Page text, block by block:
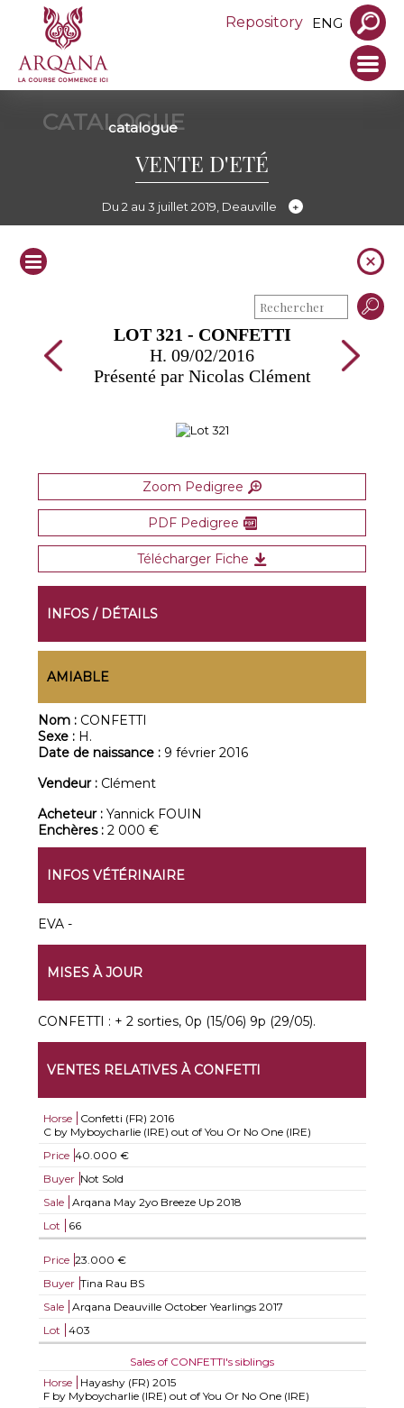
Repository ENG
CATALOGUE
catalogue
VENTE D'ETÉ
Du 2 au 3 juillet 2019, Deauville
LOT 321 - CONFETTI
H. 09/02/2016
Présenté par Nicolas Clément
Zoom Pedigree
PDF Pedigree
Télécharger Fiche
INFOS / DÉTAILS
AMIABLE
Nom : CONFETTI
Sexe : H.
Date de naissance : 9 février 2016
Vendeur : Clément
Acheteur :Yannick FOUIN
Enchères :2 000 €
INFOS VÉTÉRINAIRE
EVA -
MISES À JOUR
CONFETTI : + 2 sorties, 0p (15/06) 9p (29/05).
VENTES RELATIVES À CONFETTI
Horse Confetti (FR) 2016
C by Myboycharlie (IRE) out of You Or No One (IRE)
Price 40.000 €
Buyer Not Sold
Sale
Arqana May 2yo Breeze Up 2018
Lot
66
Price 23.000 €
Buyer Tina Rau BS
Sale
Arqana Deauville October Yearlings 2017
Lot
403
Sales of CONFETTI's siblings
Horse
Hayashy (FR) 2015
F by Myboycharlie (IRE) out of You Or No One (IRE)